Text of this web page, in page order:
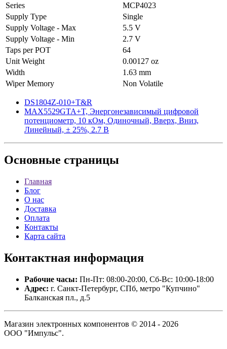
Series
MCP4023
Supply Type
Single
Supply Voltage - Max
5.5 V
Supply Voltage - Min
2.7 V
Taps per POT
64
Unit Weight
0.00127 oz
Width
1.63 mm
Wiper Memory
Non Volatile
DS1804Z-010+T&R
MAX5529GTA+T, Энергонезависимый цифровой
потенциометр, 10 кОм, Одиночный, Вверх, Вниз,
Линейный, ± 25%, 2.7 В
Основные страницы
Главная
Блог
О нас
Доставка
Оплата
Контакты
Карта сайта
Контактная информация
Рабочие часы: Пн-Пт: 08:00-20:00, Сб-Вс: 10:00-18:00
Адрес: г. Санкт-Петербург, СПб, метро "Купчино"
Балканская пл., д.5
Магазин электронных компонентов © 2014 - 2026
ООО "Импульс".